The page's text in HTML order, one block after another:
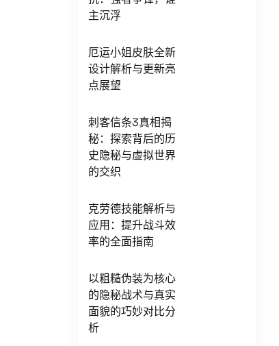
主沉浮
厄运小姐皮肤全新
设计解析与更新亮
点展望
刺客信条3真相揭
秘：探索背后的历
史隐秘与虚拟世界
的交织
克劳德技能解析与
应用：提升战斗效
率的全面指南
以粗糙伪装为核心
的隐秘战术与真实
面貌的巧妙对比分
析